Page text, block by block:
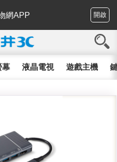
網APP 開啟
幕 液晶電視 遊戲主機